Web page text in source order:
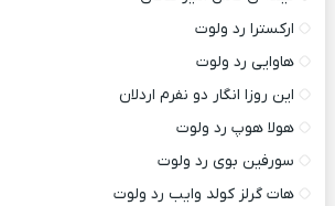
ارکسترا رد ولوت
هاوایی رد ولوت
این روزا انگار دو نفرم اردلان
هولا هوپ رد ولوت
سورفین بوی رد ولوت
هات گرلز کولد وایب رد ولوت